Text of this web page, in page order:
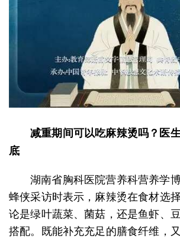
减重期间可以吃麻辣烫吗？医
底
湖南省胸科医院营养科营养学
蜂侠采访时表示，麻辣烫在食材选
论是绿叶蔬菜、菌菇，还是鱼虾、
搭配。既能补充充足的膳食纤维，